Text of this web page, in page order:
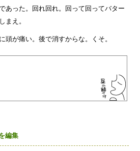
あった。回れ回れ。回って回ってバター
まえ。
が痛い。後で消すからな。くそ。
編集